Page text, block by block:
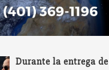
Durante la entrega de